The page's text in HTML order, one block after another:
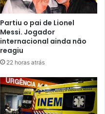
Partiu o pai de Lionel
Messi. Jogador
internacional ainda não
reagiu
22 horas atrás